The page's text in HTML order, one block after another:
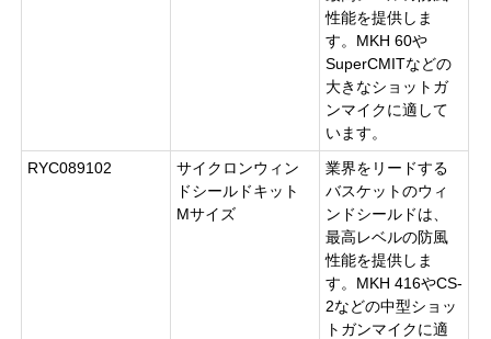
性能を提供しま
す。MKH 60や
SuperCMITなどの
大きなショットガ
ンマイクに適して
います。
RYC089102
サイクロンウィン
ドシールドキット
Mサイズ
業界をリードする
バスケットのウィ
ンドシールドは、
最高レベルの防風
性能を提供しま
す。MKH 416やCS-
2などの中型ショッ
トガンマイクに適